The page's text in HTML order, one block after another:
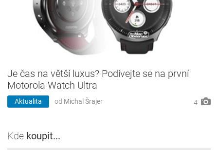
Je čas na větší luxus? Podívejte se na první
Motorola Watch Ultra
Aktualita od Michal Šrajer 4
Kde koupit...